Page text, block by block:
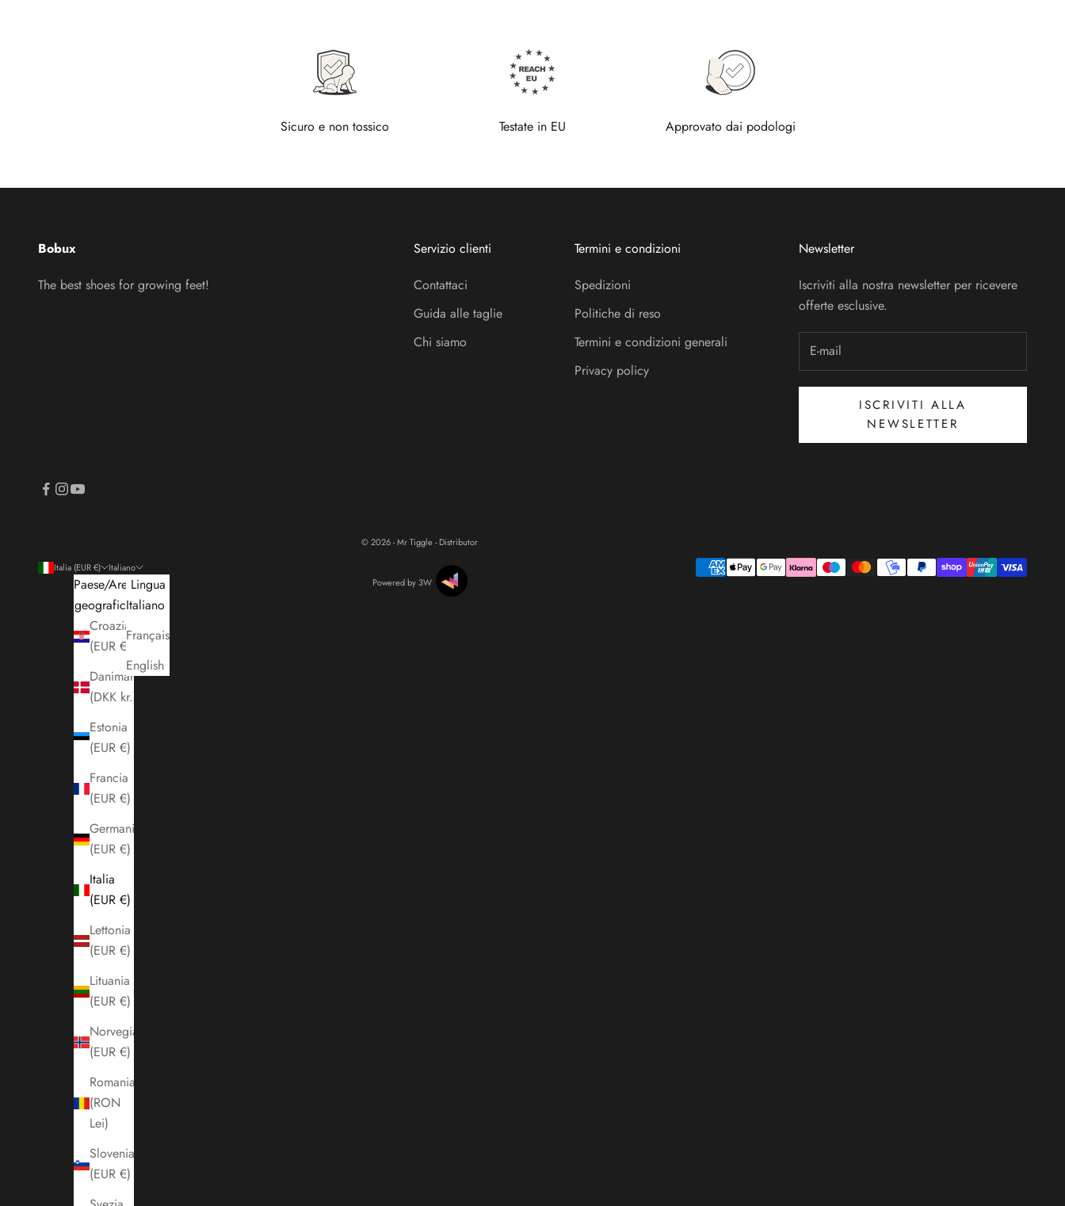
Sicuro e non tossico Testate in EU Approvato dai podologi
Bobux
The best shoes for growing feet!
Servizio clienti
Contattaci
Guida alle taglie
Chi siamo
Termini e condizioni
Spedizioni
Politiche di reso
Termini e condizioni generali
Privacy policy
Newsletter
Iscriviti alla nostra newsletter per ricevere
offerte esclusive.
ISCRIVITI ALLA
NEWSLETTER
Italia (EUR €)
Paese/Area
geografica
Croazia
(EUR €)
Danimarca
(DKK kr.)
Estonia
(EUR €)
Francia
(EUR €)
Germania
(EUR €)
Italia
(EUR €)
Lettonia
(EUR €)
Lituania
(EUR €)
Norvegia
(EUR €)
Romania
(RON
Lei)
Slovenia
(EUR €)
Italiano
Lingua
Italiano
Français
English
© 2026 - Mr Tiggle - Distributor
Powered by 3W